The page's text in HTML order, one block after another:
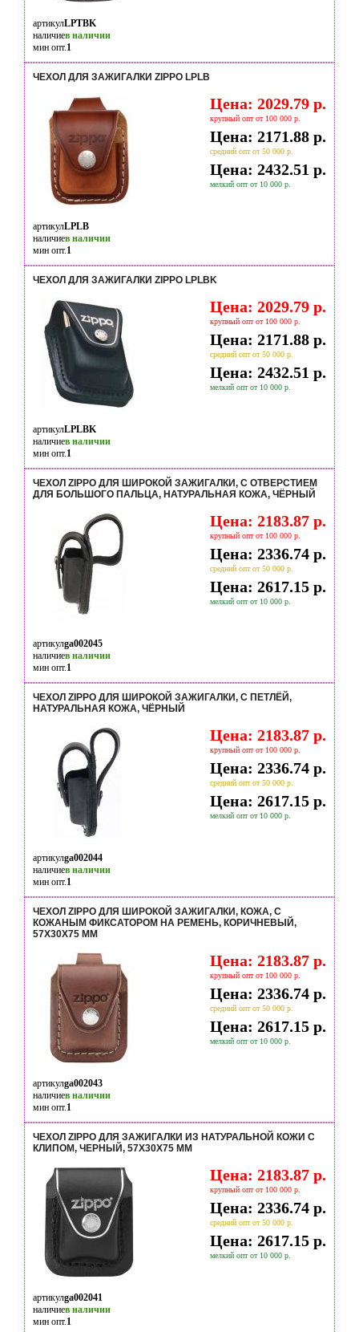
артикулLPTBK
наличиев наличии
мин опт.1
ЧЕХОЛ ДЛЯ ЗАЖИГАЛКИ ZIPPO LPLB
Цена: 2029.79 р.
крупный опт от 100 000 р.
Цена: 2171.88 р.
средний опт от 50 000 р.
Цена: 2432.51 р.
мелкий опт от 10 000 р.
артикулLPLB
наличиев наличии
мин опт.1
ЧЕХОЛ ДЛЯ ЗАЖИГАЛКИ ZIPPO LPLBK
Цена: 2029.79 р.
крупный опт от 100 000 р.
Цена: 2171.88 р.
средний опт от 50 000 р.
Цена: 2432.51 р.
мелкий опт от 10 000 р.
артикулLPLBK
наличиев наличии
мин опт.1
ЧЕХОЛ ZIPPO ДЛЯ ШИРОКОЙ ЗАЖИГАЛКИ, С ОТВЕРСТИЕМ
ДЛЯ БОЛЬШОГО ПАЛЬЦА, НАТУРАЛЬНАЯ КОЖА, ЧЁРНЫЙ
Цена: 2183.87 р.
крупный опт от 100 000 р.
Цена: 2336.74 р.
средний опт от 50 000 р.
Цена: 2617.15 р.
мелкий опт от 10 000 р.
артикулga002045
наличиев наличии
мин опт.1
ЧЕХОЛ ZIPPO ДЛЯ ШИРОКОЙ ЗАЖИГАЛКИ, С ПЕТЛЁЙ,
НАТУРАЛЬНАЯ КОЖА, ЧЁРНЫЙ
Цена: 2183.87 р.
крупный опт от 100 000 р.
Цена: 2336.74 р.
средний опт от 50 000 р.
Цена: 2617.15 р.
мелкий опт от 10 000 р.
артикулga002044
наличиев наличии
мин опт.1
ЧЕХОЛ ZIPPO ДЛЯ ШИРОКОЙ ЗАЖИГАЛКИ, КОЖА, С
КОЖАНЫМ ФИКСАТОРОМ НА РЕМЕНЬ, КОРИЧНЕВЫЙ,
57X30X75 ММ
Цена: 2183.87 р.
крупный опт от 100 000 р.
Цена: 2336.74 р.
средний опт от 50 000 р.
Цена: 2617.15 р.
мелкий опт от 10 000 р.
артикулga002043
наличиев наличии
мин опт.1
ЧЕХОЛ ZIPPO ДЛЯ ЗАЖИГАЛКИ ИЗ НАТУРАЛЬНОЙ КОЖИ С
КЛИПОМ, ЧЕРНЫЙ, 57Х30X75 ММ
Цена: 2183.87 р.
крупный опт от 100 000 р.
Цена: 2336.74 р.
средний опт от 50 000 р.
Цена: 2617.15 р.
мелкий опт от 10 000 р.
артикулga002041
наличиев наличии
мин опт.1